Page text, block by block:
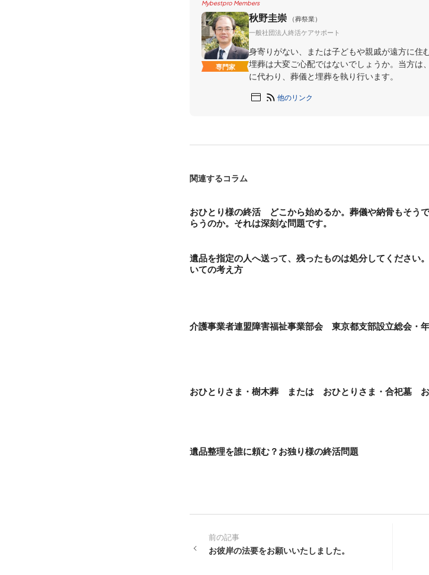
Mybestpro Members
専門家
秋野圭崇
（葬祭業）
一般社団法人終活ケアサポート
身寄りがない、または子どもや親戚が遠方に住
埋葬は大変ご心配ではないでしょうか。当方は
に代わり、葬儀と埋葬を執り行います。
他のリンク
関連するコラム
おひとり様の終活 どこから始めるか。葬儀や納骨もそう
らうのか。それは深刻な問題です。
遺品を指定の人へ送って、残ったものは処分してください
いての考え方
介護事業者連盟障害福祉事業部会 東京都支部設立総会・
おひとりさま・樹木葬 または おひとりさま・合祀墓 お
遺品整理を誰に頼む？お独り様の終活問題
前の記事
お彼岸の法要をお願いいたしました。